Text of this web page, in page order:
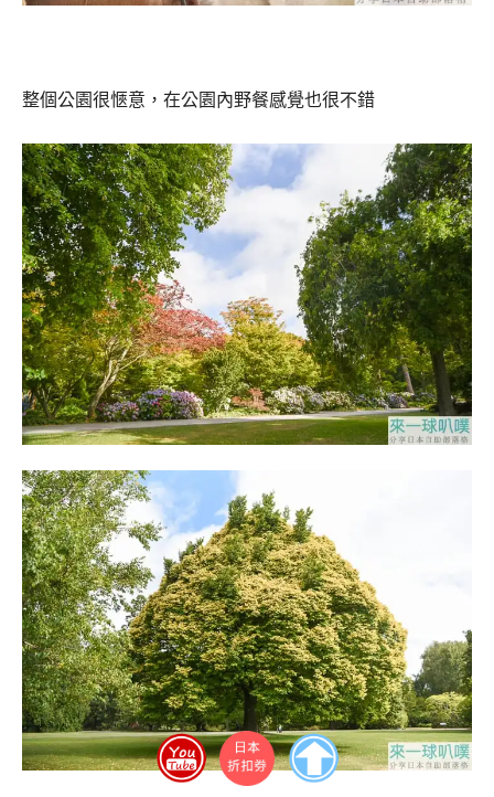
整個公園很愜意，在公園內野餐感覺也很不錯